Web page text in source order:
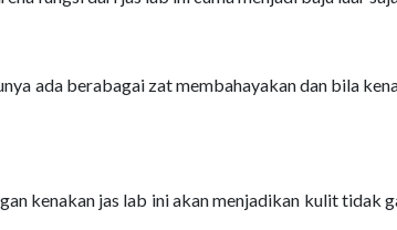
ada berabagai zat membahayakan dan bila
kenakan jas lab ini akan menjadikan kulit